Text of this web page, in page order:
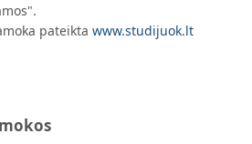
pateikta www.studijuok.lt